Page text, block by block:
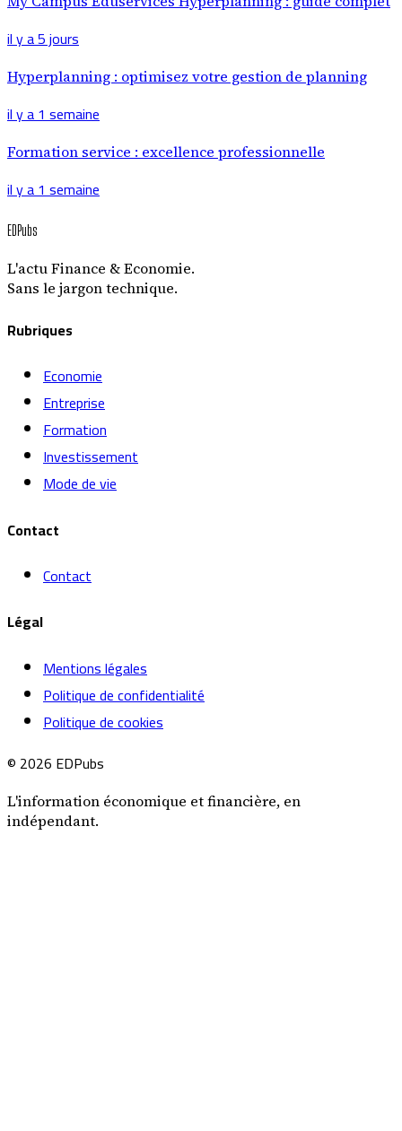
il y a 5 jours
Hyperplanning : optimisez votre gestion de planning
il y a 1 semaine
Formation service : excellence professionnelle
il y a 1 semaine
EDPubs
L'actu Finance & Economie.
Sans le jargon technique.
Rubriques
Economie
Entreprise
Formation
Investissement
Mode de vie
Contact
Contact
Légal
Mentions légales
Politique de confidentialité
Politique de cookies
© 2026 EDPubs
L'information économique et financière, en
indépendant.